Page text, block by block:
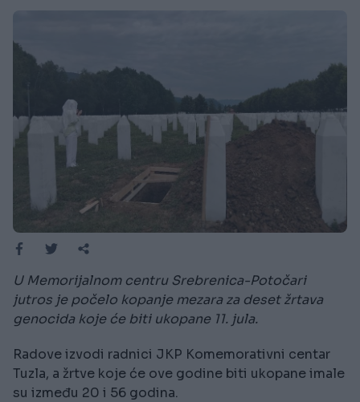
U Memorijalnom centru Srebrenica-Potočari
jutros je počelo kopanje mezara za deset žrtava
genocida koje će biti ukopane 11. jula.
Radove izvodi radnici JKP Komemorativni centar
Tuzla, a žrtve koje će ove godine biti ukopane imale
su između 20 i 56 godina.